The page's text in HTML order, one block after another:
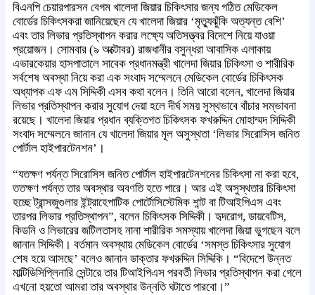
বিএনপি চেয়ারপারসন বেগম খালেদা জিয়ার চিকিৎসার জন্য গঠিত মেডিকেল
বোর্ডের চিকিৎসকরা জানিয়েছেন যে খালেদা জিয়ার ‘মৃত্যুঝুঁকি অত্যন্ত বেশি’
এবং তার লিভার প্রতিস্থাপন করার লক্ষ্যে অতিসত্ত্বর বিদেশে নিয়ে যাওয়া
প্রয়োজন। সোমবার (৯ অক্টোবর) রাজধানীর বসুন্ধরা আবাসিক এলাকায়
এভারকেয়ার হাসপাতালে সাবেক প্রধানমন্ত্রী খালেদা জিয়ার চিকিৎসা ও শারীরিক
সর্বশেষ অবস্থা নিয়ে করা এক সংবাদ সম্মেলনে মেডিকেল বোর্ডের চিকিৎসক
অধ্যাপক এফ এম সিদ্দিকী এসব কথা বলেন। তিনি আরো বলেন, খালেদা জিয়ার
লিভার প্রতিস্থাপন করার সুযোগ দেয়া হলে দীর্ঘ সময় সুস্থভাবে বাঁচার সম্ভাবনা
রয়েছে। খালেদা জিয়ার প্রধান ব্যক্তিগত চিকিৎসক ফখরুদ্দিন মোহাম্মদ সিদ্দিকী
সংবাদ সম্মেলনে জানান যে খালেদা জিয়ার মূল অসুস্থতা ‘লিভার সিরোসিস জনিত
পোর্টাল হাইপারটেনশন’।
“যতক্ষণ পর্যন্ত সিরোসিস জনিত পোর্টাল হাইপারটেনশনের চিকিৎসা না করা হবে,
ততক্ষণ পর্যন্ত তার অবস্থার অবণতি হতে পারে। আর এই অসুস্থতার চিকিৎসা
হচ্ছে ট্রান্সজুগুলার ইন্ট্রাহেপাটিক পোর্টোসিস্টেমিক শান্ট বা টিআইপিএস এবং
তারপর লিভার প্রতিস্থাপন”, বলেন চিকিৎসক সিদ্দিকী। হৃদরোগ, ডায়বেটিস,
কিডনি ও লিভারের জটিলতাসহ নানা শারীরিক সমস্যায় খালেদা জিয়া ভুগছেন বলে
জানান সিদ্দিকী। বর্তমান অবস্থায় মেডিকেল বোর্ডের ‘সমস্ত চিকিৎসার সুযোগ
শেষ হয়ে আসছে’ বলেও জানান ডাক্তার ফখরুদ্দিন সিদ্দিকি। “বিদেশে উন্নত
মাল্টিডিসিপ্লিনারি সেন্টারে তার টিআইপিএস পরবর্তী লিভার প্রতিস্থাপন করা গেলে
এখনো হয়তো আমরা তার অবস্থার উন্নতি ঘটাতে পারবো।”